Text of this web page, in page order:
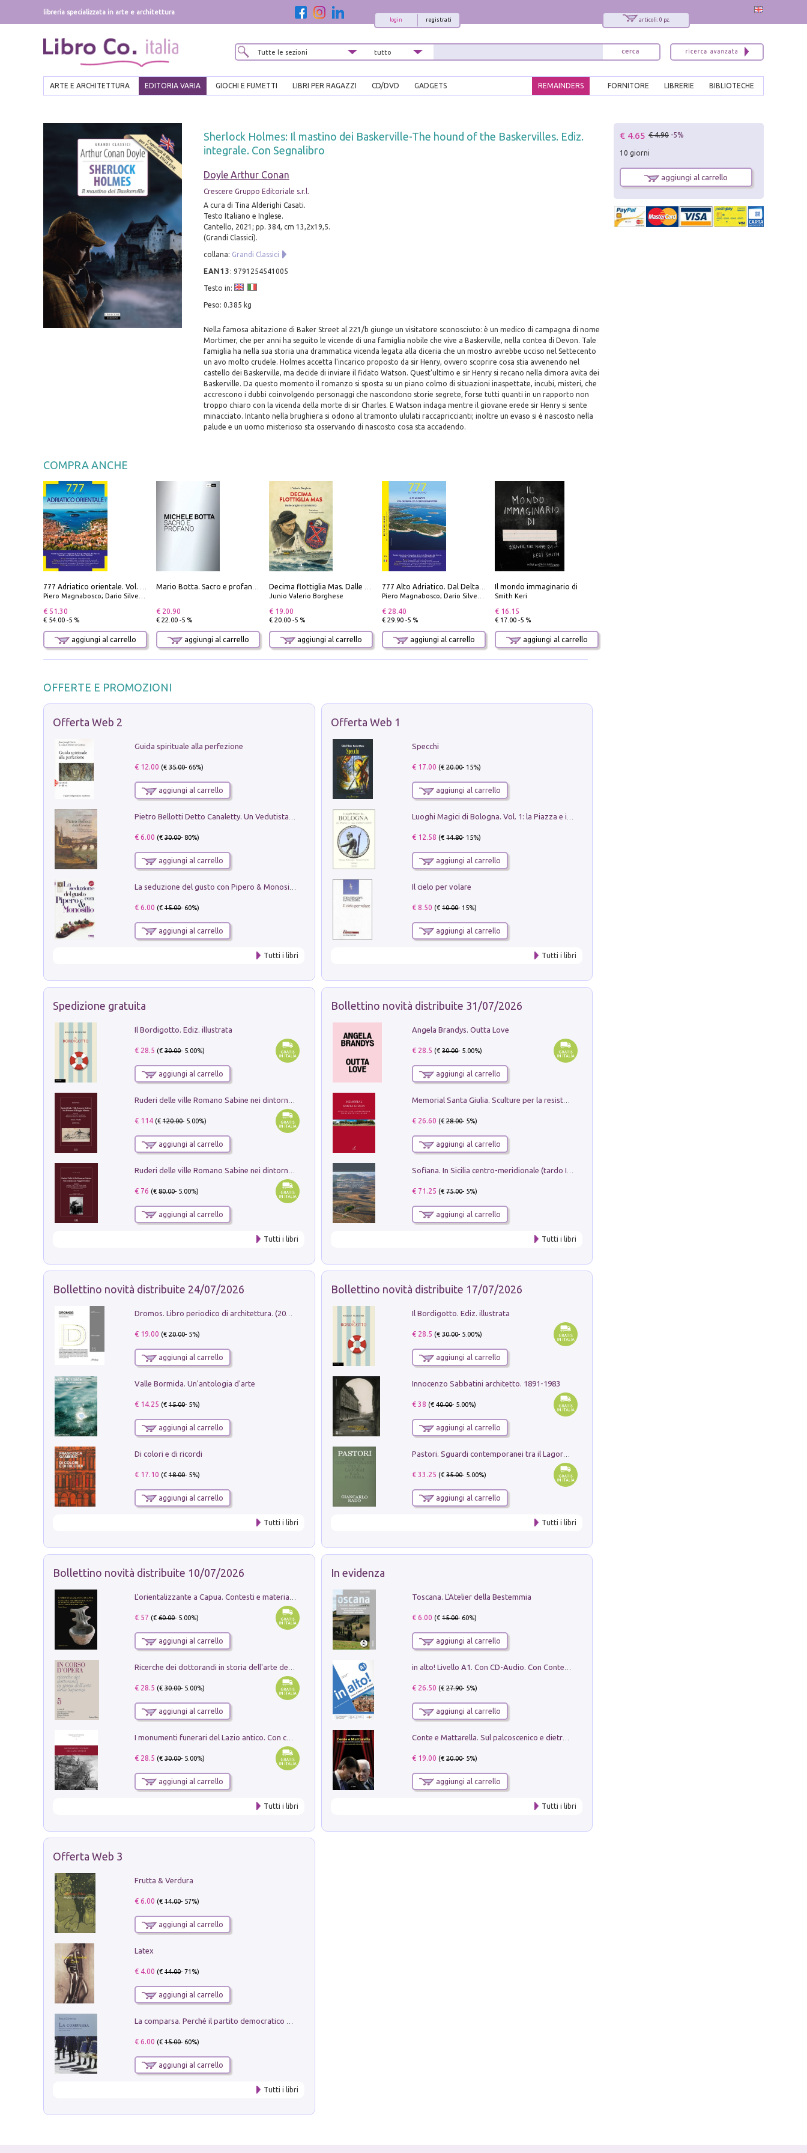
libreria specializzata in arte e architettura
articoli: 0 pz.
registrati
login
ARTE E ARCHITETTURA EDITORIA VARIA GIOCHI E FUMETTI LIBRI PER RAGAZZI CD/DVD GADGETS BIBLIOTECHE
LIBRERIE
FORNITORE
REMAINDERS
Sherlock Holmes: Il mastino dei Baskerville-The hound of the Baskervilles. Ediz.
integrale. Con Segnalibro
Doyle Arthur Conan
Crescere Gruppo Editoriale s.r.l.
A cura di Tina Alderighi Casati.
Testo Italiano e Inglese.
Cantello, 2021; pp. 384, cm 13,2x19,5.
(Grandi Classici).
collana: Grandi Classici
EAN13 : 9791254541005
Testo in:
Peso: 0.385 kg
Nella famosa abitazione di Baker Street al 221/b giunge un visitatore sconosciuto: è un medico di campagna di nome
Mortimer, che per anni ha seguito le vicende di una famiglia nobile che vive a Baskerville, nella contea di Devon. Tale
famiglia ha nella sua storia una drammatica vicenda legata alla diceria che un mostro avrebbe ucciso nel Settecento
un avo molto crudele. Holmes accetta l'incarico proposto da sir Henry, ovvero scoprire cosa stia avvenendo nel
castello dei Baskerville, ma decide di inviare il fidato Watson. Quest'ultimo e sir Henry si recano nella dimora avita dei
Baskerville. Da questo momento il romanzo si sposta su un piano colmo di situazioni inaspettate, incubi, misteri, che
accrescono i dubbi coinvolgendo personaggi che nascondono storie segrete, forse tutti quanti in un rapporto non
troppo chiaro con la vicenda della morte di sir Charles. E Watson indaga mentre il giovane erede sir Henry si sente
minacciato. Intanto nella brughiera si odono al tramonto ululati raccapriccianti; inoltre un evaso si è nascosto nella
palude e un uomo misterioso sta osservando di nascosto cosa sta accadendo.
COMPRA ANCHE
Piero Magnabosco; Dario Silvestro; Marco Sbrizzi
€ 51.30
€ 54.00 -5 %
aggiungi al carrello
€ 20.90
€ 22.00 -5 %
aggiungi al carrello
Junio Valerio Borghese
€ 19.00
€ 20.00 -5 %
aggiungi al carrello
Piero Magnabosco; Dario Silvestro; Marco Sbrizzi
€ 28.40
€ 29.90 -5 %
aggiungi al carrello
Il mondo immaginario di
Smith Keri
€ 16.15
€ 17.00 -5 %
aggiungi al carrello
OFFERTE E PROMOZIONI
Offerta Web 2
Guida spirituale alla perfezione
€ 12.00 (€35.00- 66%)
aggiungi al carrello
€ 6.00 (€30.00- 80%)
aggiungi al carrello
€ 6.00 (€15.00- 60%)
aggiungi al carrello
Tutti i libri
Offerta Web 1
Specchi
€ 17.00 (€20.00- 15%)
aggiungi al carrello
€ 12.58 (€14.80- 15%)
aggiungi al carrello
Il cielo per volare
€ 8.50 (€10.00- 15%)
aggiungi al carrello
Tutti i libri
Spedizione gratuita
Il Bordigotto. Ediz. illustrata
€ 28.5 (€30.00- 5.00%)
aggiungi al carrello
€ 114(€120.00- 5.00%)
aggiungi al carrello
€ 76 (€80.00- 5.00%)
aggiungi al carrello
Tutti i libri
Bollettino novità distribuite 31/07/2026
Angela Brandys. Outta Love
€ 28.5 (€30.00- 5.00%)
aggiungi al carrello
€ 26.60 (€28.00- 5%)
aggiungi al carrello
€ 71.25 (€75.00- 5%)
aggiungi al carrello
Tutti i libri
Bollettino novità distribuite 24/07/2026
Dromos. Libro periodico di architettura. (2026). Vol. 15: Post-model
€ 19.00 (€20.00- 5%)
aggiungi al carrello
Valle Bormida. Un'antologia d'arte
€ 14.25 (€15.00- 5%)
aggiungi al carrello
Di colori e di ricordi
€ 17.10 (€18.00- 5%)
aggiungi al carrello
Tutti i libri
Bollettino novità distribuite 17/07/2026
Il Bordigotto. Ediz. illustrata
€ 28.5 (€30.00- 5.00%)
aggiungi al carrello
Innocenzo Sabbatini architetto. 1891-1983
€ 38 (€40.00- 5.00%)
aggiungi al carrello
€ 33.25 (€35.00- 5.00%)
aggiungi al carrello
Tutti i libri
Bollettino novità distribuite 10/07/2026
€ 57 (€60.00- 5.00%)
aggiungi al carrello
€ 28.5 (€30.00- 5.00%)
aggiungi al carrello
I monumenti funerari del Lazio antico. Con cartella con tavole
€ 28.5 (€30.00- 5.00%)
aggiungi al carrello
Tutti i libri
In evidenza
Toscana. L'Atelier della Bestemmia
€ 6.00 (€15.00- 60%)
aggiungi al carrello
€ 26.50 (€27.90- 5%)
aggiungi al carrello
€ 19.00 (€20.00- 5%)
aggiungi al carrello
Tutti i libri
Offerta Web 3
Frutta & Verdura
€ 6.00 (€14.00- 57%)
aggiungi al carrello
Latex
€ 4.00 (€14.00- 71%)
aggiungi al carrello
€ 6.00 (€15.00- 60%)
aggiungi al carrello
Tutti i libri
€ 4.65 € 4.90 -5%
10 giorni
aggiungi al carrello
x
Interessato ai nostri libri?
Sarai informato delle nostre novità, potrai
comunque cancellarti quando desideri.
modulo di iscrizione